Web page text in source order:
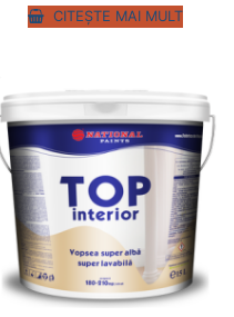
CITEȘTE MAI MULT